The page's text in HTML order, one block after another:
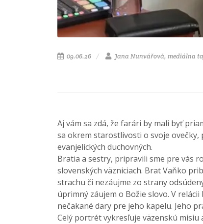
09.06.26 Jana Nunvářová, mediálna
Aj vám sa zdá, že farári by mali byť
sa okrem starostlivosti o svoje ovečky,
evanjelických duchovných.
Bratia a sestry, pripravili sme pre vás
slovenských väzniciach. Brat Vaňko
strachu či nezáujme zo strany
úprimný záujem o Božie slovo. V
nečakané dary pre jeho kapelu. Jeho
Celý portrét vykresľuje väzenskú misiu